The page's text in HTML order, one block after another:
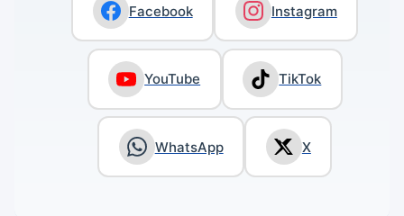
Facebook Instagram
YouTube TikTok
WhatsApp X